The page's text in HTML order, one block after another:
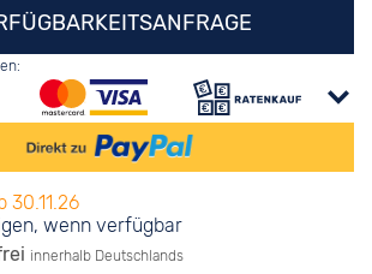
30.11.26
innerhalb Deutschlands